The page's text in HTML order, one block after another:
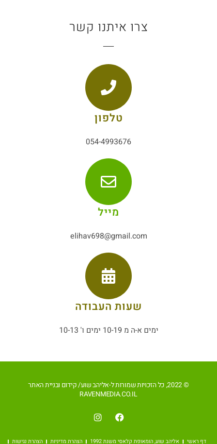
צרו איתנו קשר
טלפון
054-4993676
מייל
elihav698@gmail.com
שעות העבודה
ימים א-ה מ 10-19 ימים ו' 10-13
© 2022, כל הזכויות שמורות ל-אליהב שוע/ קידום ובניית האתר
RAVENMEDIA.CO.IL
דף ראשי אליהב שוע, הומאופת קלאסי משנת 1992 הצהרת מדיניות הצהרת נגישות